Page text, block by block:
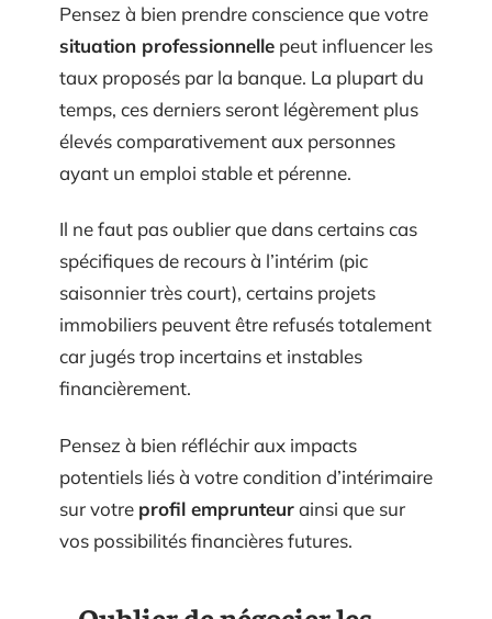
Pensez à bien prendre conscience que votre
situation professionnelle peut influencer les
taux proposés par la banque. La plupart du
temps, ces derniers seront légèrement plus
élevés comparativement aux personnes
ayant un emploi stable et pérenne.
Il ne faut pas oublier que dans certains cas
spécifiques de recours à l’intérim (pic
saisonnier très court), certains projets
immobiliers peuvent être refusés totalement
car jugés trop incertains et instables
financièrement.
Pensez à bien réfléchir aux impacts
potentiels liés à votre condition d’intérimaire
sur votre profil emprunteurainsi que sur
vos possibilités financières futures.